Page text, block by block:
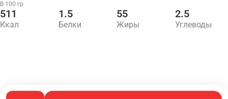
В 100 гр
511
Ккал
1.5
Белки
55
Жиры
2.5
Углеводы